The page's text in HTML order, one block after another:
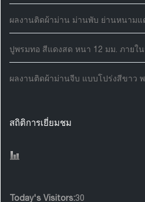
ผลงานติดผ้าม่าน ม่านพับ ย่านหนามแ
ปูพรมทอ สีแดงสด หนา 12 มม. ภายใ
ผลงานติดผ้าม่านจีบ แบบโปร่งสีขาว
สถิติการเยี่ยมชม
Today's Visitors:30